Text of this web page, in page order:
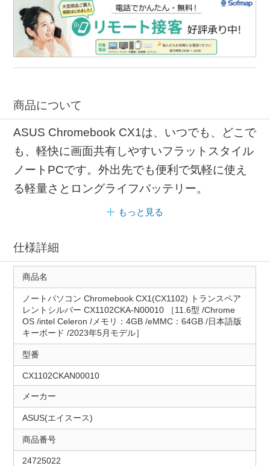
商品について
ASUS Chromebook CX1は、いつでも、どこで
も、軽快に画面共有しやすいフラットスタイル
ノートPCです。外出先でも便利で気軽に使え
る軽量さとロングライフバッテリー。
もっと見る
仕様詳細
商品名
ノートパソコン Chromebook CX1(CX1102) トランスペア
レントシルバー CX1102CKA-N00010 ［11.6型 /Chrome
OS /intel Celeron /メモリ：4GB /eMMC：64GB /日本語版
キーボード /2023年5月モデル］
型番
CX1102CKAN00010
メーカー
ASUS(エイスース)
商品番号
24725022